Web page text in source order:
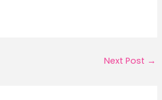
Next Post →